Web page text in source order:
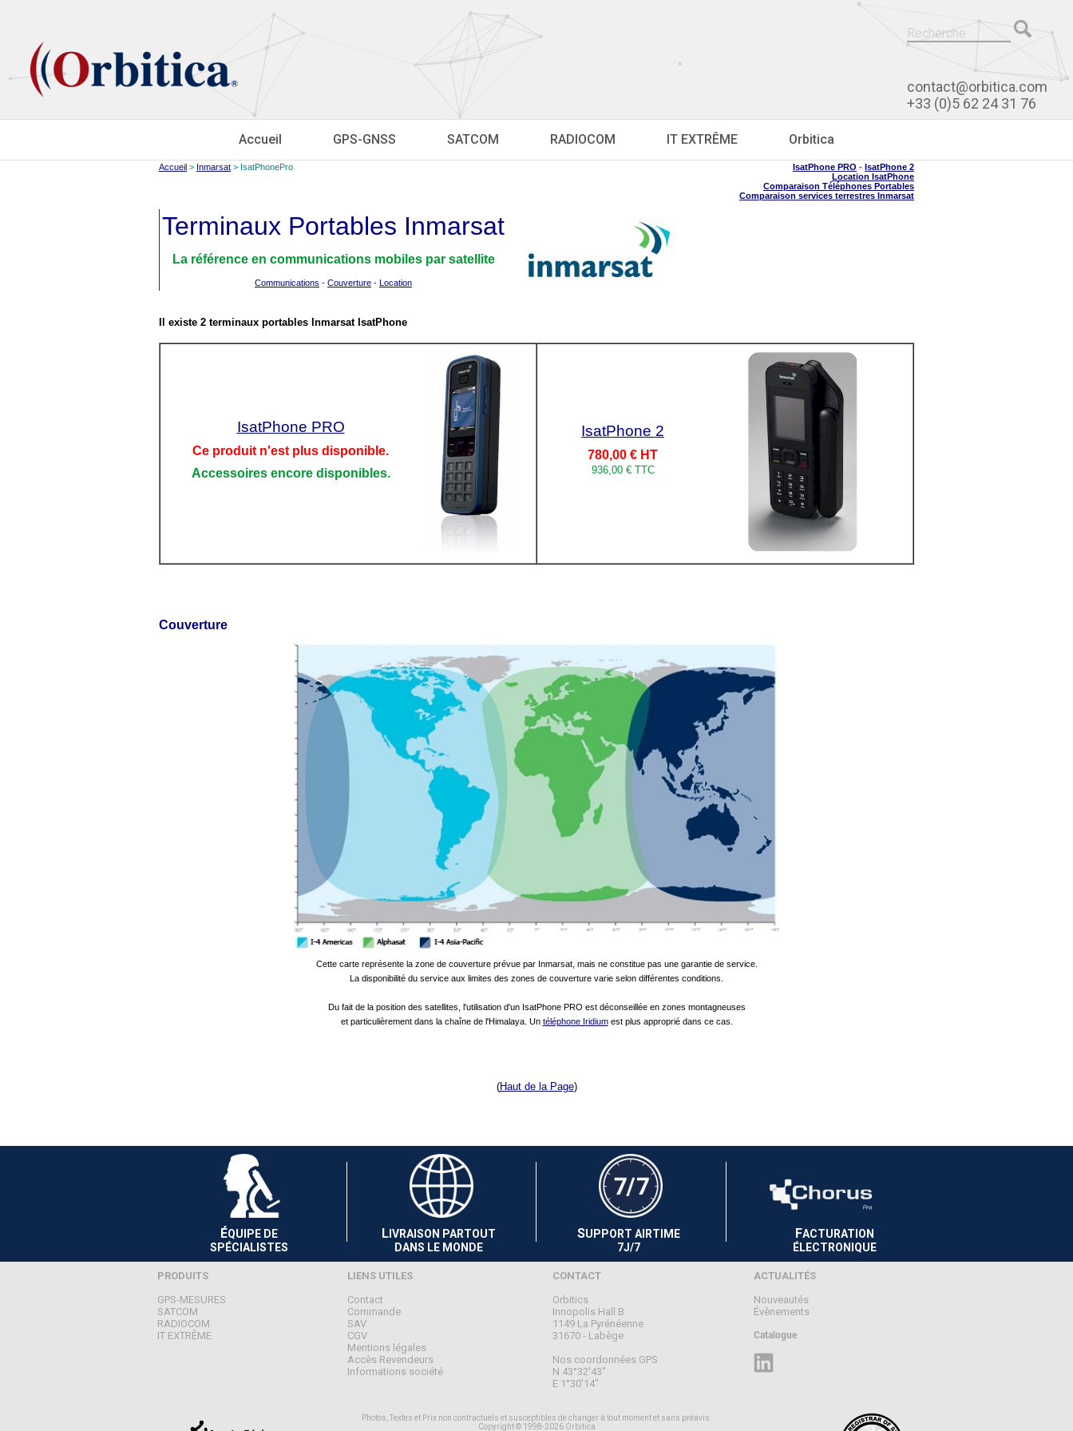
contact@orbitica.com
+33 (0)5 62 24 31 76
Accueil GPS-GNSS SATCOM RADIOCOM IT EXTRÊME Orbitica
Accueil > Inmarsat > IsatPhonePro IsatPhone PRO - IsatPhone 2
Location IsatPhone
Comparaison Téléphones Portables
Comparaison services terrestres Inmarsat
Terminaux Portables Inmarsat
La référence en communications mobiles par satellite
Communications - Couverture - Location
Il existe 2 terminaux portables Inmarsat IsatPhone
IsatPhone PRO
Ce produit n'est plus disponible.
Accessoires encore disponibles.
IsatPhone 2
780,00 € HT
936,00 € TTC
Couverture
Cette carte représente la zone de couverture prévue par Inmarsat, mais ne constitue pas une garantie de service.
La disponibilité du service aux limites des zones de couverture varie selon différentes conditions.
Du fait de la position des satellites, l'utilisation d'un IsatPhone PRO est déconseillée en zones montagneuses
et particulièrement dans la chaîne de l'Himalaya. Un téléphone Iridiumest plus approprié dans ce cas.
(Haut de la Page)
ÉQUIPE DE
SPÉCIALISTES
L IVRAISON PARTOUT
DANS LE MONDE
SUPPORT AIRTIME
7J/7
FACTURATION
ÉLECTRONIQUE
PRODUITS
GPS-MESURES
SATCOM
RADIOCOM
IT EXTRÊME
LIENS UTILES
Contact
Commande
SAV
CGV
Mentions légales
Accès Revendeurs
Informations société
CONTACT
Orbitics
Innopolis Hall B
1149 La Pyrénéenne
31670 - Labège
Nos coordonnées GPS
N 43°32'43"
E 1°30'14"
ACTUALITÉS
Nouveautés
Évènements
Catalogue
Photos, Textes et Prix non contractuels et susceptibles de changer à tout moment et sans préavis.
Copyright © 1998-2026 Orbitica